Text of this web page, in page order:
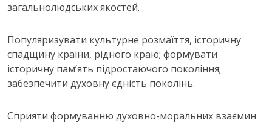
загальнолюдських якостей.
Популяризувати культурне розмаїття, історичну
спадщину країни, рідного краю; формувати
історичну пам’ять підростаючого покоління;
забезпечити духовну єдність поколінь.
Сприяти формуванню духовно-моральних взаємин